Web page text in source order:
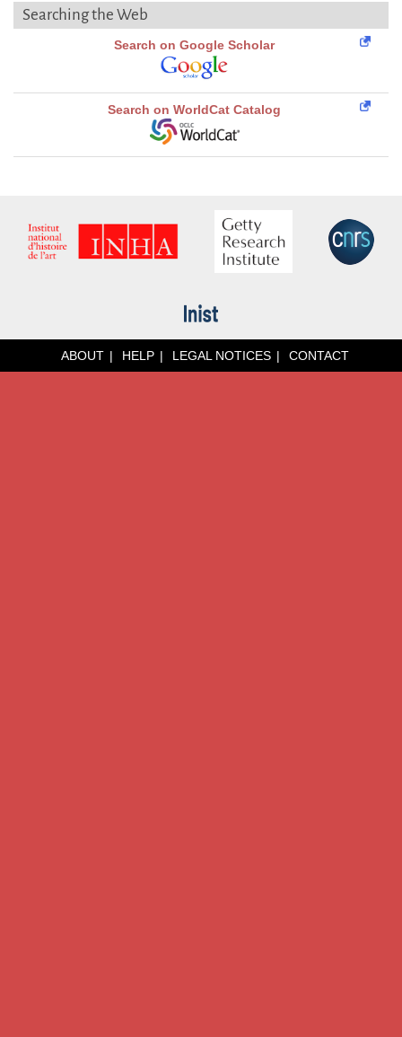
Searching the Web
Search on Google Scholar
Search on WorldCat Catalog
ABOUT HELP LEGAL NOTICES CONTACT